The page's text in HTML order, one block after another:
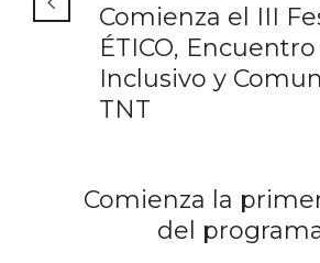
Comienza el III
ÉTICO,
Inclusivo y
TNT
Comienza la
del